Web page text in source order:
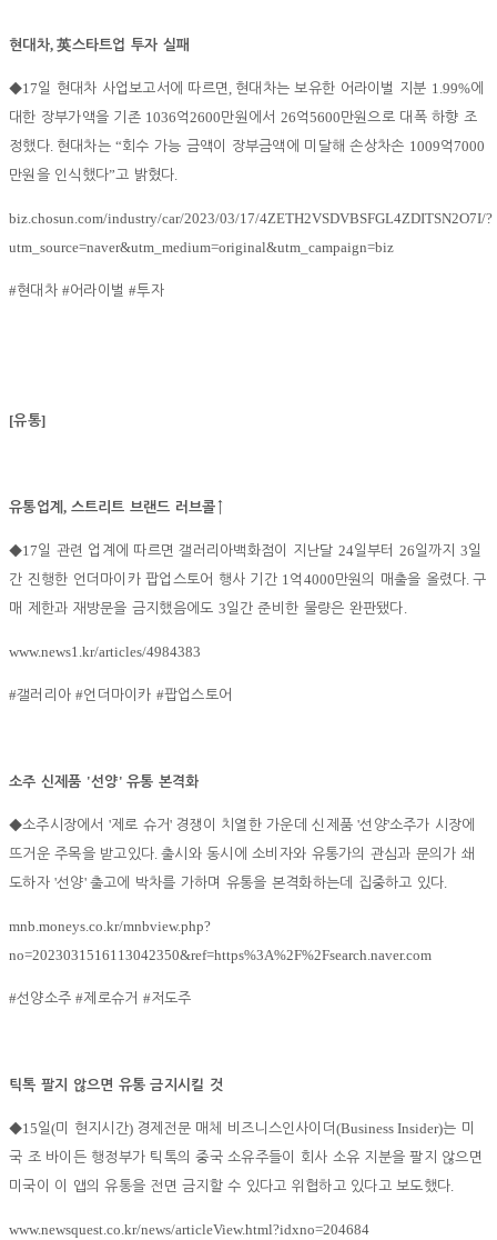
현대차,英스타트업 투자 실패
◆17일 현대차 사업보고서에 따르면 , 현대차는 보유한 어라이벌 지분 1.99%에
대한 장부가액을 기존 1036억2600만원에서 26억5600만원으로 대폭 하향 조
정했다. 현대차는“회수 가능 금액이 장부금액에 미달해 손상차손 1009억7000
만원을 인식했다”고 밝혔다.
biz.chosun.com/industry/car/2023/03/17/4ZETH2VSDVBSFGL4ZDITSN2O7I/?
utm_source=naver&utm_medium=original&utm_campaign=biz
#현대차#어라이벌#투자
[유통]
유통업계, 스트리트 브랜드 러브콜↑
◆17일 관련 업계에 따르면 갤러리아백화점이 지난달 24일부터 26일까지 3일
간 진행한 언더마이카 팝업스토어 행사 기간 1억 4000만원의 매출을 올렸다.구
매 제한과 재방문을 금지했음에도 3일간 준비한 물량은 완판됐다.
www.news1.kr/articles/4984383
#갤러리아#언더마이카 #팝업스토어
소주 신제품 '선양'유통 본격화
◆소주시장에서 '제로 슈거' 경쟁이 치열한 가운데 신제품'선양'소주가 시장에
뜨거운 주목을 받고있다.출시와 동시에 소비자와 유통가의 관심과 문의가 쇄
도하자'선양' 출고에 박차를 가하며 유통을 본격화하는데 집중하고 있다.
mnb.moneys.co.kr/mnbview.php?
no=2023031516113042350&ref=https%3A%2F%2Fsearch.naver.com
#선양소주#제로슈거 #저도주
틱톡 팔지 않으면 유통 금지시킬 것
◆15일(미 현지시간) 경제전문 매체 비즈니스인사이더 (Business Insider)는 미
국 조 바이든 행정부가 틱톡의 중국 소유주들이 회사 소유 지분을 팔지 않으면
미국이 이 앱의 유통을 전면 금지할 수 있다고 위협하고 있다고 보도했다.
www.newsquest.co.kr/news/articleView.html?idxno=204684